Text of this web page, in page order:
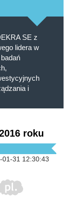
SE z
lidera w
i
roku
01-31 12:30:43